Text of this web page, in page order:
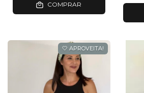
COMPRAR
🤍 APROVEITA!